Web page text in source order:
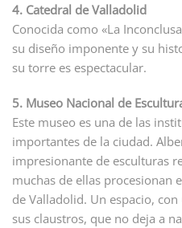
4. Catedral de Valladolid
Conocida como «La
su diseño imponente y su
su torre es espectacular.
5. Museo Nacional de
Este museo es una de las
importantes de la ciudad.
impresionante de esculturas
muchas de ellas procesionan
de Valladolid. Un espacio,
sus claustros, que no deja a